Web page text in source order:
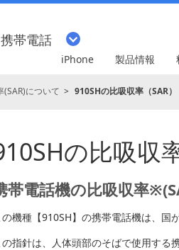
帯電話
iPhone 製品情報
について 910SHの比吸収率（SAR）
の比吸収
帯電話機の比吸収率
機種【910SH】の携帯電話機は、国
指針は、人体頭部のそばで使用する